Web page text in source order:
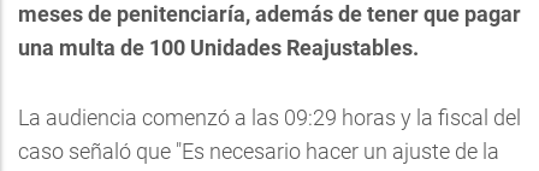
meses de penitenciaría, además de tener que pagar
una multa de 100 Unidades Reajustables.
La audiencia comenzó a las 09:29 horas y la fiscal del
caso señaló que "Es necesario hacer un ajuste de la